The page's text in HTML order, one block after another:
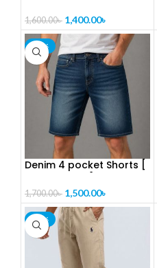
1,600.00৳ 1,400.00৳
-12%
Denim 4 pocket Shorts [
1,700.00৳ 1,500.00৳
-19%